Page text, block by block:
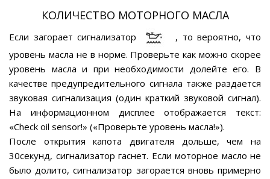
КОЛИЧЕСТВО МОТОРНОГО МАСЛА
Если загорает сигнализатор
, то вероятно, что
уровень масла не в норме. Проверьте как можно скорее
уровень масла и при необходимости долейте его. В
качестве предупредительного сигнала также раздается
звуковая сигнализация (один краткий звуковой сигнал).
На информационном дисплее отображается текст:
«Check oil sensor!» («Проверьте уровень масла!»).
После открытия капота двигателя дольше, чем на
30секунд, сигнализатор гаснет. Если моторное масло не
было долито, сигнализатор загорается вновь примерно